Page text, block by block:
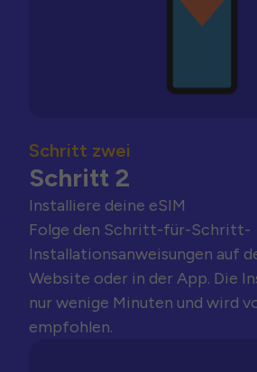
Schritt zwei
Schritt 2
Installiere deine eSIM
Folge den Schritt-für-Schritt-
Installationsanweisungen auf
Website oder in der App. Die
nur wenige Minuten und wird
empfohlen.